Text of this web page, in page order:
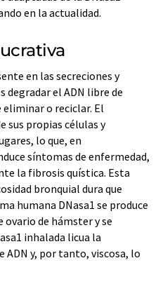
en la actualidad.
en las secreciones y
degradar el ADN libre de
eliminar o reciclar. El
sus propias células y
lo que, en
síntomas de enfermedad,
la fibrosis quística. Esta
bronquial dura que
humana DNasa1 se produce
de hámster y se
inhalada licua la
ADN y, por tanto, viscosa, lo